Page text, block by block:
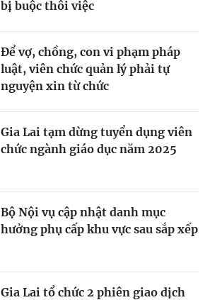
bị buộc thôi việc
Để vợ, chồng, con vi phạm pháp
luật, viên chức quản lý phải tự
nguyện xin từ chức
Gia Lai tạm dừng tuyển dụng viên
chức ngành giáo dục năm 2025
Bộ Nội vụ cập nhật danh mục
hưởng phụ cấp khu vực sau sắp xếp
Gia Lai tổ chức 2 phiên giao dịch